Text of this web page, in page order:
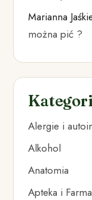
Marianna
można pić ?
Alergie i
Alkohol
Anatomia
Apteka i